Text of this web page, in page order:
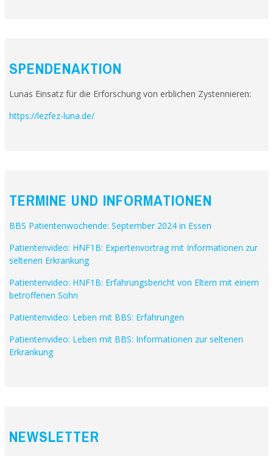
SPENDENAKTION
Lunas Einsatz für die Erforschung von erblichen Zystennieren:
https://lezfez-luna.de/
TERMINE UND INFORMATIONEN
BBS Patientenwochende: September 2024 in Essen
Patientenvideo: HNF1B: Expertenvortrag mit Informationen zur
seltenen Erkrankung
Patientenvideo: HNF1B: Erfahrungsbericht von Eltern mit einem
betroffenen Sohn
Patientenvideo: Leben mit BBS: Erfahrungen
Patientenvideo: Leben mit BBS: Informationen zur seltenen
Erkrankung
NEWSLETTER